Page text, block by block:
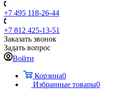
+7 495 118-26-44
+7 812 425-13-51
Заказать звонок
Задать вопрос
Войти
Корзина0
Избранные товары0